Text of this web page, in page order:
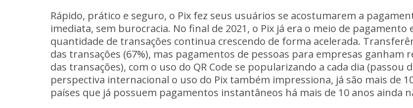
Rápido, prático e seguro, o Pix fez seus usuários se acostumarem a
imediata, sem burocracia. No final de 2021, o Pix já era o meio de
quantidade de transações continua crescendo de forma acelerada.
das transações (67%), mas pagamentos de pessoas para empresas ganham
das transações), com o uso do QR Code se popularizando a cada dia (passou
perspectiva internacional o uso do Pix também impressiona, já são mais de
países que já possuem pagamentos instantâneos há mais de 10 anos ainda